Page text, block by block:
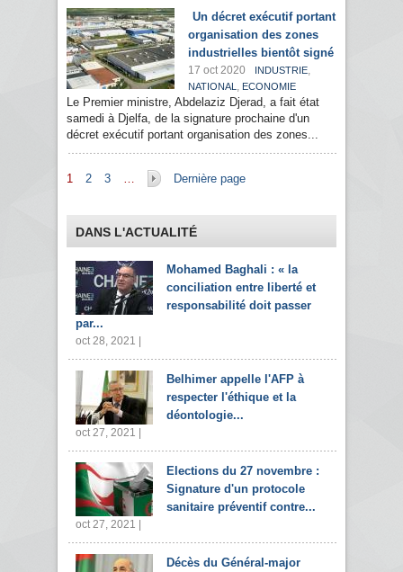
Un décret exécutif portant
organisation des zones
industrielles bientôt signé
17 oct 2020 INDUSTRIE,
NATIONAL , ECONOMIE
Le Premier ministre, Abdelaziz Djerad, a fait état
samedi à Djelfa, de la signature prochaine d'un
décret exécutif portant organisation des zones...
Pages
1 2 3 … Dernière page
DANS L'ACTUALITÉ
Mohamed Baghali : « la
conciliation entre liberté et
responsabilité doit passer
par...
oct 28, 2021 |
Belhimer appelle l'AFP à
respecter l'éthique et la
déontologie...
oct 27, 2021 |
Elections du 27 novembre :
Signature d'un protocole
sanitaire préventif contre...
oct 27, 2021 |
Décès du Général-major